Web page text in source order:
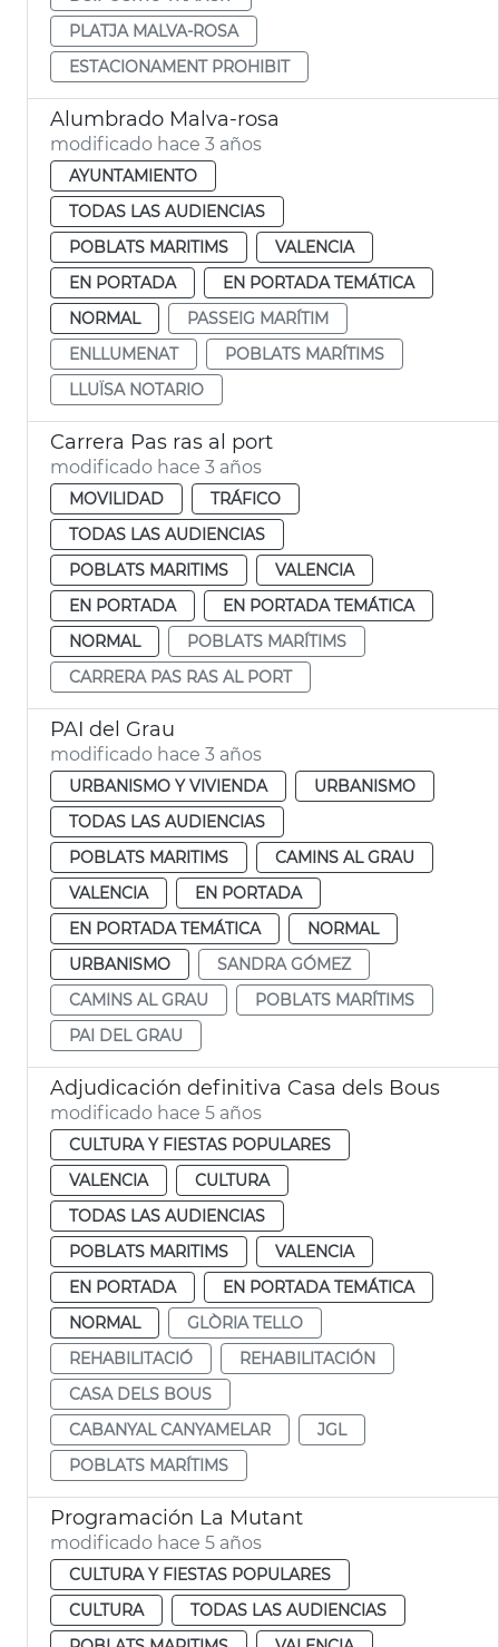
PLATJA MALVA-ROSA
ESTACIONAMENT PROHIBIT
Alumbrado Malva-rosa
modificado hace 3 años
AYUNTAMIENTO
TODAS LAS AUDIENCIAS
POBLATS MARITIMS
VALENCIA
EN PORTADA
EN PORTADA TEMÁTICA
NORMAL
PASSEIG MARÍTIM
ENLLUMENAT
POBLATS MARÍTIMS
LLUÏSA NOTARIO
Carrera Pas ras al port
modificado hace 3 años
MOVILIDAD
TRÁFICO
TODAS LAS AUDIENCIAS
POBLATS MARITIMS
VALENCIA
EN PORTADA
EN PORTADA TEMÁTICA
NORMAL
POBLATS MARÍTIMS
CARRERA PAS RAS AL PORT
PAI del Grau
modificado hace 3 años
URBANISMO Y VIVIENDA
URBANISMO
TODAS LAS AUDIENCIAS
POBLATS MARITIMS
CAMINS AL GRAU
VALENCIA
EN PORTADA
EN PORTADA TEMÁTICA
NORMAL
URBANISMO
SANDRA GÓMEZ
CAMINS AL GRAU
POBLATS MARÍTIMS
PAI DEL GRAU
Adjudicación definitiva Casa dels Bous
modificado hace 5 años
CULTURA Y FIESTAS POPULARES
VALENCIA
CULTURA
TODAS LAS AUDIENCIAS
POBLATS MARITIMS
VALENCIA
EN PORTADA
EN PORTADA TEMÁTICA
NORMAL
GLÒRIA TELLO
REHABILITACIÓ
REHABILITACIÓN
CASA DELS BOUS
CABANYAL CANYAMELAR
JGL
POBLATS MARÍTIMS
Programación La Mutant
modificado hace 5 años
CULTURA Y FIESTAS POPULARES
CULTURA
TODAS LAS AUDIENCIAS